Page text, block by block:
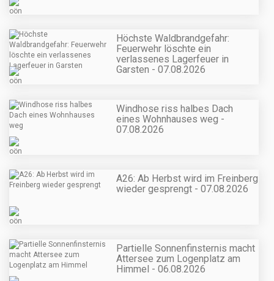
Höchste Waldbrandgefahr:
Feuerwehr löschte ein
verlassenes Lagerfeuer in
Garsten - 07.08.2026
Windhose riss halbes Dach
eines Wohnhauses weg -
07.08.2026
A26: Ab Herbst wird im Freinberg
wieder gesprengt - 07.08.2026
Partielle Sonnenfinsternis macht
Attersee zum Logenplatz am
Himmel - 06.08.2026